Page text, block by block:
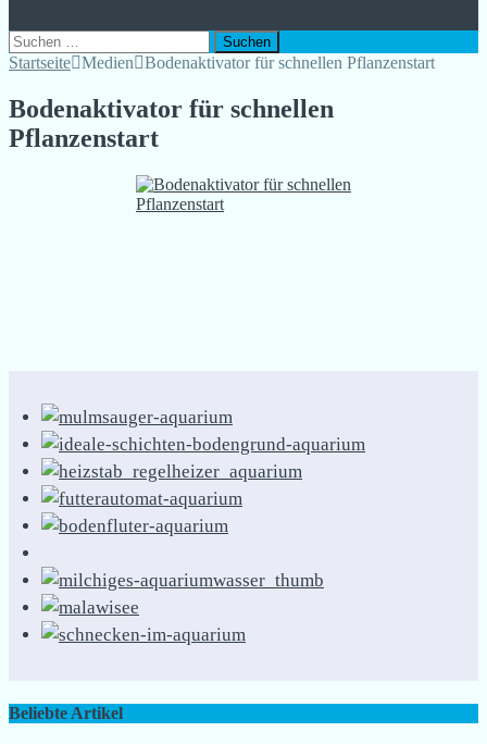
Suchen
nach:
Startseite Medien Bodenaktivator für schnellen Pflanzenstart
Bodenaktivator für schnellen
Pflanzenstart
Beliebte Artikel